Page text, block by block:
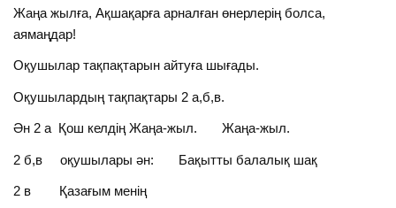
Жаңа жылға, Ақшақарға арналған өнерлерің болса,
аямаңдар!
Оқушылар тақпақтарын айтуға шығады.
Оқушылардың тақпақтары 2 а,б,в.
Ән 2 а Қош келдің Жаңа-жыл. Жаңа-жыл.
2 б,в оқушылары ән: Бақытты балалық шақ
2 в Қазағым менің